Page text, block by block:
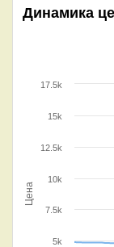
Динамика
Цена
5k
7.5k
10k
12.5k
15k
17.5k